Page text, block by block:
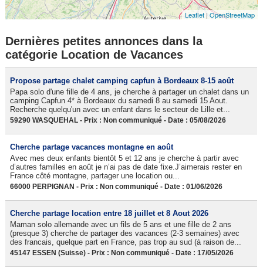
Leaflet |OpenStreetMap
Dernières petites annonces dans la
catégorie Location de Vacances
Propose partage chalet camping capfun à Bordeaux 8-15 août
Papa solo d'une fille de 4 ans, je cherche à partager un chalet dans un
camping Capfun 4* à Bordeaux du samedi 8 au samedi 15 Aout.
Recherche quelqu'un avec un enfant dans le secteur de Lille et...
59290 WASQUEHAL - Prix : Non communiqué - Date : 05/08/2026
Cherche partage vacances montagne en août
Avec mes deux enfants bientôt 5 et 12 ans je cherche à partir avec
d’autres familles en août je n’ai pas de date fixe.J’aimerais rester en
France côté montagne, partager une location ou...
66000 PERPIGNAN - Prix : Non communiqué - Date : 01/06/2026
Cherche partage location entre 18 juillet et 8 Aout 2026
Maman solo allemande avec un fils de 5 ans et une fille de 2 ans
(presque 3) cherche de partager des vacances (2-3 semaines) avec
des francais, quelque part en France, pas trop au sud (à raison de...
45147 ESSEN (Suisse) - Prix : Non communiqué - Date : 17/05/2026